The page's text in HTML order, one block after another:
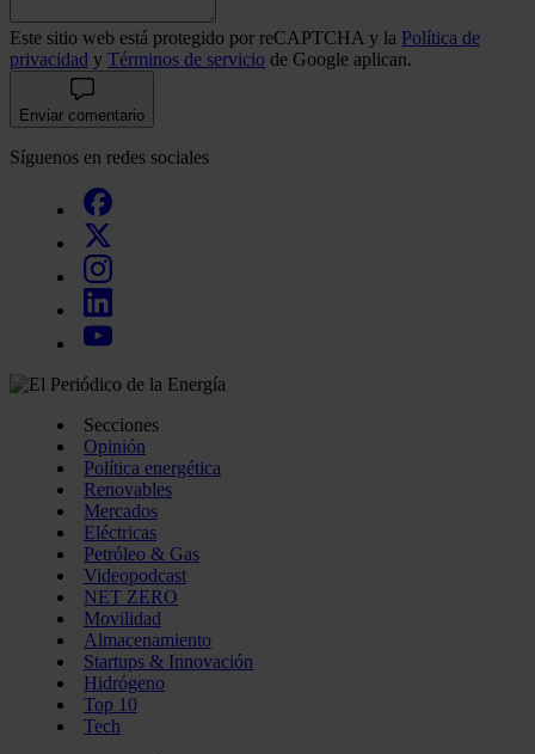
Este sitio web está protegido por reCAPTCHA y la Política de
privacidad y Términos de servicio de Google aplican.
Enviar comentario
Síguenos en redes sociales
Secciones
Opinión
Política energética
Renovables
Mercados
Eléctricas
Petróleo & Gas
Videopodcast
NET ZERO
Movilidad
Almacenamiento
Startups & Innovación
Hidrógeno
Top 10
Tech